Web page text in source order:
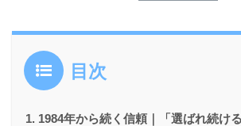
目次
1984年から続く信頼｜「選ばれ続け